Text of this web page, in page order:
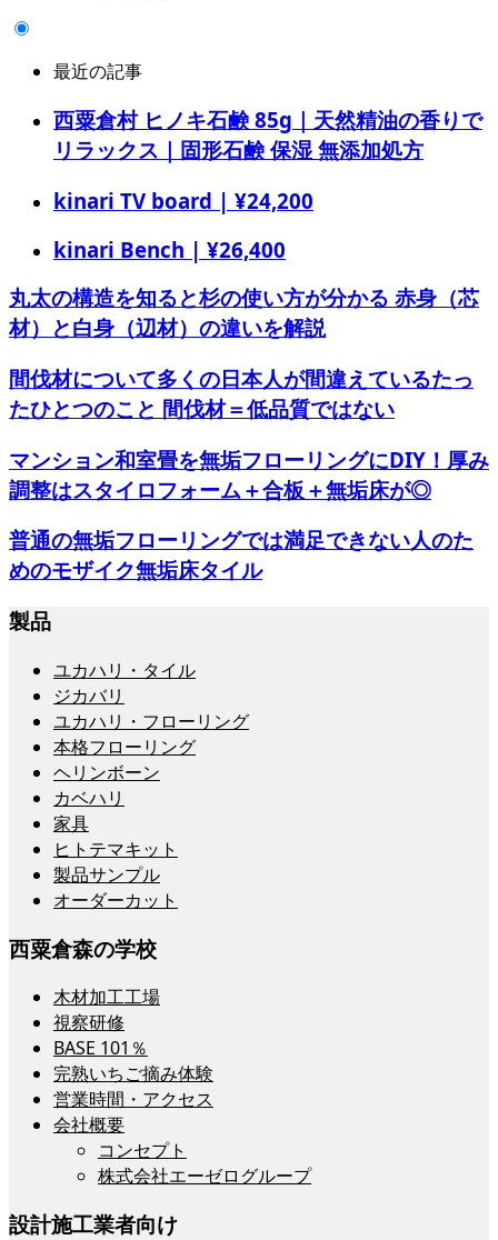
最近の記事
西粟倉村 ヒノキ石鹸 85g｜天然精油の香りで
リラックス｜固形石鹸 保湿 無添加処方
kinari TV board | ¥24,200
kinari Bench | ¥26,400
丸太の構造を知ると杉の使い方が分かる 赤身（芯
材）と白身（辺材）の違いを解説
間伐材について多くの日本人が間違えているたっ
たひとつのこと 間伐材＝低品質ではない
マンション和室畳を無垢フローリングにDIY！厚み
調整はスタイロフォーム＋合板＋無垢床が◎
普通の無垢フローリングでは満足できない人のた
めのモザイク無垢床タイル
製品
ユカハリ・タイル
ジカバリ
ユカハリ・フローリング
本格フローリング
ヘリンボーン
カベハリ
家具
ヒトテマキット
製品サンプル
オーダーカット
西粟倉森の学校
木材加工工場
視察研修
BASE 101％
完熟いちご摘み体験
営業時間・アクセス
会社概要
コンセプト
株式会社エーゼログループ
設計施工業者向け